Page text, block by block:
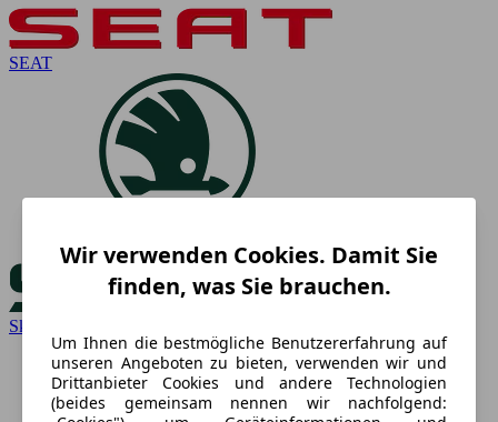
SEAT
Skoda
Wir verwenden Cookies. Damit Sie
finden, was Sie brauchen.
Um Ihnen die bestmögliche Benutzererfahrung auf
unseren Angeboten zu bieten, verwenden wir und
Drittanbieter Cookies und andere Technologien
(beides gemeinsam nennen wir nachfolgend: